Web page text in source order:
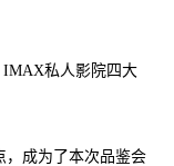
IMAX私人影院四大
，成为了本次品鉴会